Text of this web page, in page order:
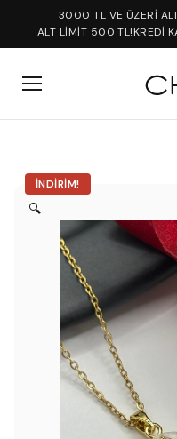
3000 TL VE ÜZERİ
ALT LİMİT 500 TL!KREDİ
İNDIRIM!
🔍